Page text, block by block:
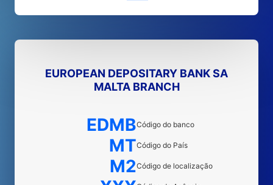
EUROPEAN DEPOSITARY BANK SA
MALTA BRANCH
EDMBCódigo do banco
MTCódigo do País
M2Código de localização